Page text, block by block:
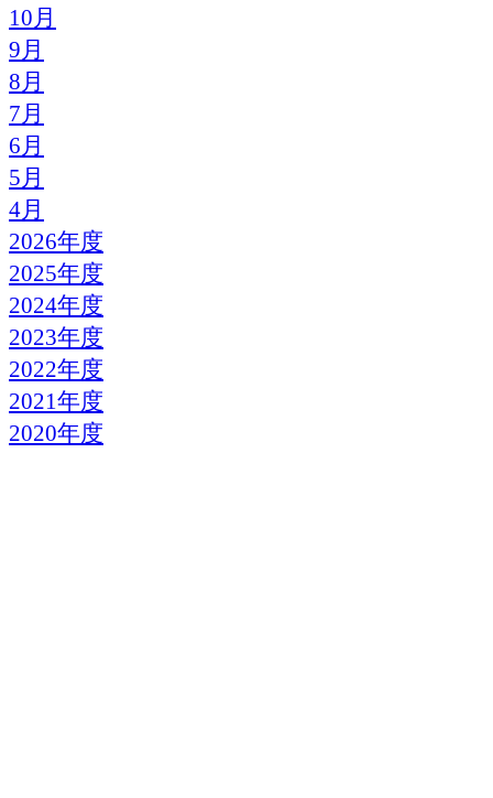
10月
9月
8月
7月
6月
5月
4月
2026年度
2025年度
2024年度
2023年度
2022年度
2021年度
2020年度